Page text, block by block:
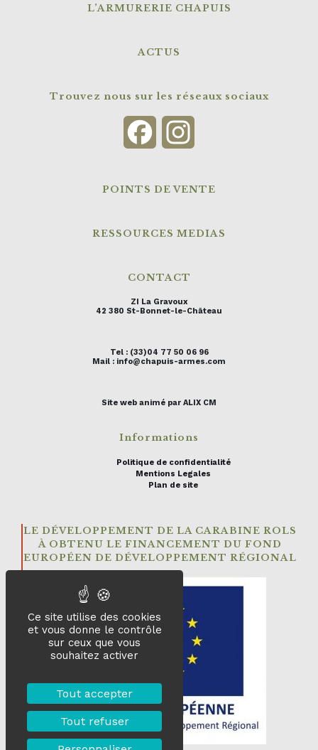
L’ARMURERIE CHAPUIS
ACTUS
Trouvez nous sur les réseaux sociaux
Facebook
POINTS DE VENTE
RESSOURCES MEDIAS
CONTACT
ZI La Gravoux
42 380 St-Bonnet-le-Château
Tel : (33)04 77 50 06 96
Mail : info@chapuis-armes.com
Site web animé par ALIX CM
Informations
Politique de confidentialité
Mentions Legales
Plan de site
LE DÉVELOPPEMENT DE LA CARABINE ROLS
À OBTENU LE FINANCEMENT DU FOND
EUROPÉEN DE DÉVELOPPEMENT RÉGIONAL
Ce site utilise des cookies
et vous donne le contrôle
sur ceux que vous
souhaitez activer
Tout accepter
Tout refuser